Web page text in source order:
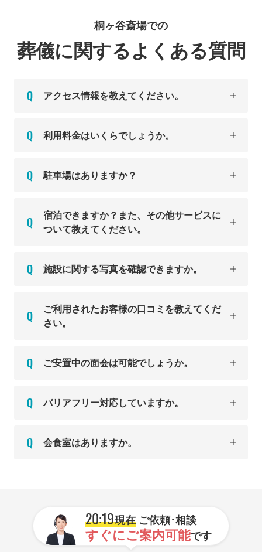
桐ヶ谷斎場での
葬儀に関するよくある質問
アクセス情報を教えてください。
利用料金はいくらでしょうか。
駐車場はありますか？
宿泊できますか？また、その他サービスに
ついて教えてください。
施設に関する写真を確認できますか。
ご利用されたお客様の口コミを教えてくだ
さい。
ご安置中の面会は可能でしょうか。
バリアフリー対応していますか。
会食室はありますか。
20:19現在ご依頼･相談
すぐにご案内可能です